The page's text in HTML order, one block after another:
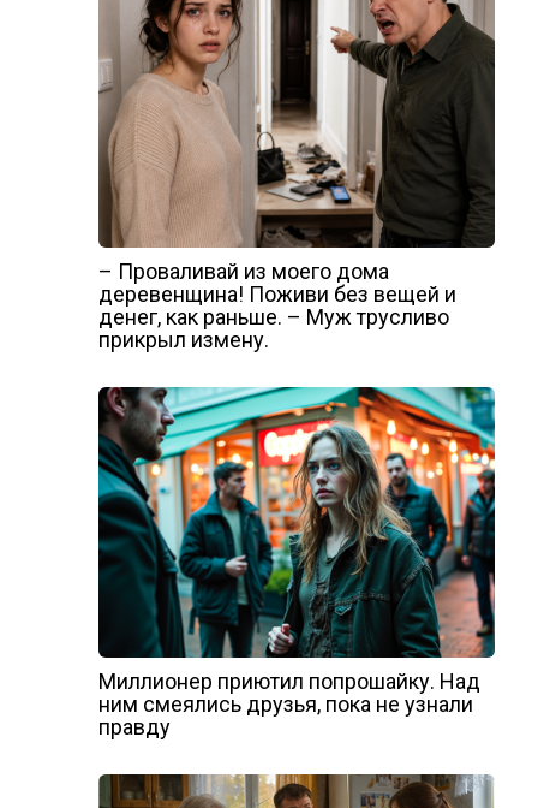
– Проваливай из моего дома
деревенщина! Поживи без вещей и
денег, как раньше. – Муж трусливо
прикрыл измену.
Миллионер приютил попрошайку. Над
ним смеялись друзья, пока не узнали
правду